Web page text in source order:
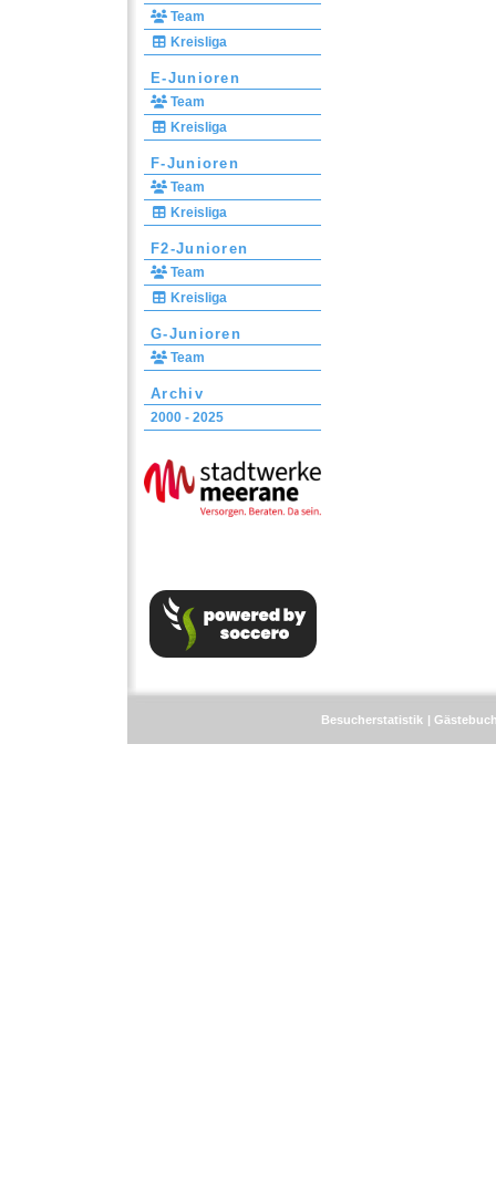
Team
Kreisliga
E-Junioren
Team
Kreisliga
F-Junioren
Team
Kreisliga
F2-Junioren
Team
Kreisliga
G-Junioren
Team
Archiv
2000 - 2025
Besucherstatistik